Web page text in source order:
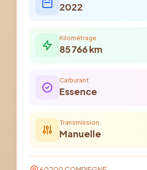
2022
Kilométrage
85 766km
Carburant
Essence
Transmission
Manuelle